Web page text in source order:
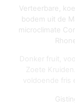
Verteerbare,
bodem uit de
microclimate
Donker fruit,
Zoete
voldoende